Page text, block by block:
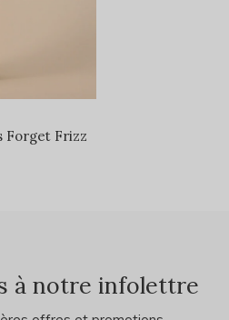
Forget Frizz
à notre infolettre